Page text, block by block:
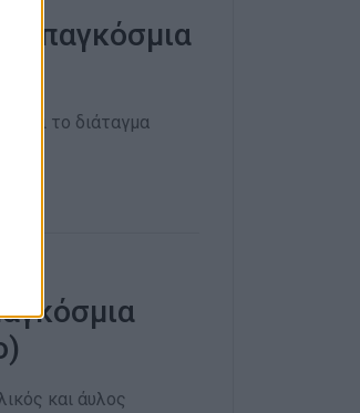
παγκόσμια
και το διάταγμα
και άυλος